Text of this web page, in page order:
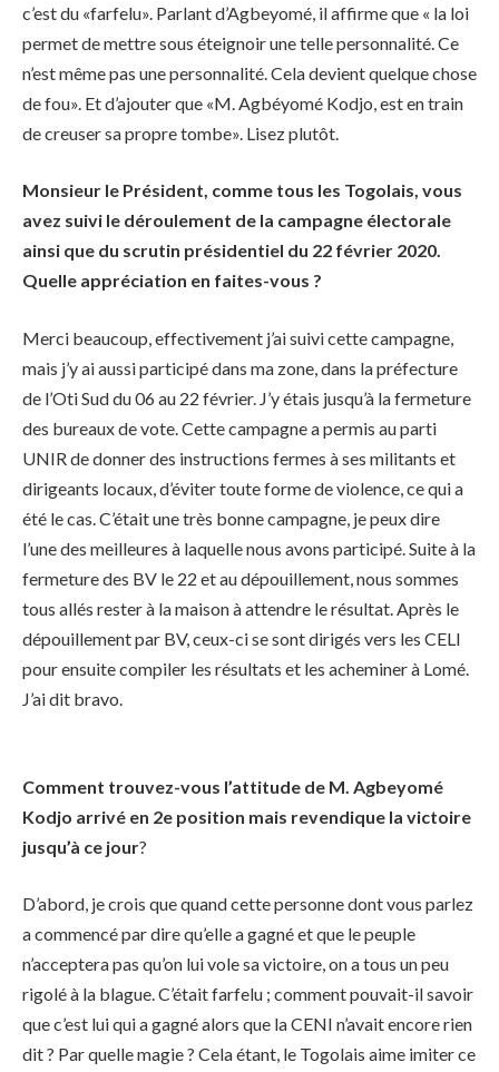
c’est du «farfelu». Parlant d’Agbeyomé, il affirme que « la loi
permet de mettre sous éteignoir une telle personnalité. Ce
n’est même pas une personnalité. Cela devient quelque chose
de fou». Et d’ajouter que «M. Agbéyomé Kodjo, est en train
de creuser sa propre tombe». Lisez plutôt.
Monsieur le Président, comme tous les Togolais, vous
avez suivi le déroulement de la campagne électorale
ainsi que du scrutin présidentiel du 22 février 2020.
Quelle appréciation en faites-vous ?
Merci beaucoup, effectivement j’ai suivi cette campagne,
mais j’y ai aussi participé dans ma zone, dans la préfecture
de l’Oti Sud du 06 au 22 février. J’y étais jusqu’à la fermeture
des bureaux de vote. Cette campagne a permis au parti
UNIR de donner des instructions fermes à ses militants et
dirigeants locaux, d’éviter toute forme de violence, ce qui a
été le cas. C’était une très bonne campagne, je peux dire
l’une des meilleures à laquelle nous avons participé. Suite à la
fermeture des BV le 22 et au dépouillement, nous sommes
tous allés rester à la maison à attendre le résultat. Après le
dépouillement par BV, ceux-ci se sont dirigés vers les CELI
pour ensuite compiler les résultats et les acheminer à Lomé.
J’ai dit bravo.
Comment trouvez-vous l’attitude de M. Agbeyomé
Kodjo arrivé en 2e position mais revendique la victoire
jusqu’à ce jour?
D’abord, je crois que quand cette personne dont vous parlez
a commencé par dire qu’elle a gagné et que le peuple
n’acceptera pas qu’on lui vole sa victoire, on a tous un peu
rigolé à la blague. C’était farfelu ; comment pouvait-il savoir
que c’est lui qui a gagné alors que la CENI n’avait encore rien
dit ? Par quelle magie ? Cela étant, le Togolais aime imiter ce